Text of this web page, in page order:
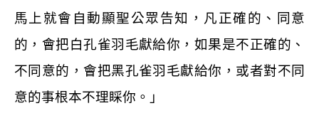
馬上就會自動顯聖公眾告知，凡正確的、同意
的，會把白孔雀羽毛獻給你，如果是不正確的、
不同意的，會把黑孔雀羽毛獻給你，或者對不同
意的事根本不理睬你。」